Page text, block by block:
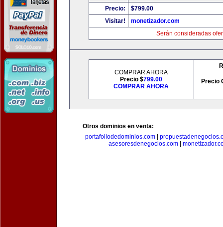
Precio:
$799.00
Visitar!
monetizador.com
Serán consideradas
COMPRAR AHORA
Precio $799.00
COMPRAR AHORA
Precio
Otros dominios en venta:
portafoliodedominios.com|
asesoresdenegocios.com